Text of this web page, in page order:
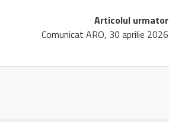
Articolul urmator
Comunicat ARO, 30 aprilie 2026